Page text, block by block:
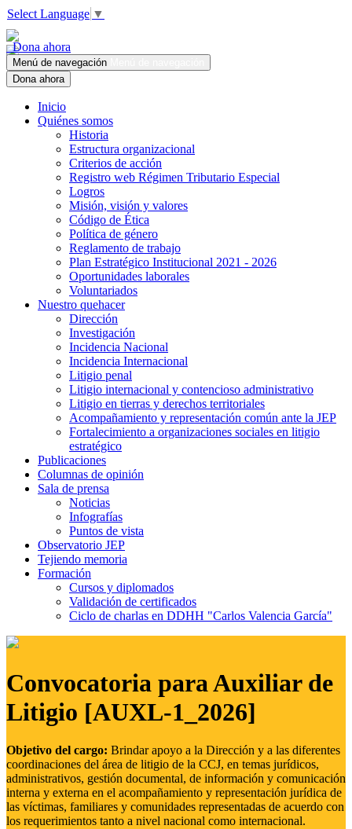
Select Language ▼
Dona ahora
Menú de navegación
Dona ahora
Inicio
Quiénes somos
Historia
Estructura organizacional
Criterios de acción
Registro web Régimen Tributario Especial
Logros
Misión, visión y valores
Código de Ética
Política de género
Reglamento de trabajo
Plan Estratégico Institucional 2021 - 2026
Oportunidades laborales
Voluntariados
Nuestro quehacer
Dirección
Investigación
Incidencia Nacional
Incidencia Internacional
Litigio penal
Litigio internacional y contencioso administrativo
Litigio en tierras y derechos territoriales
Acompañamiento y representación común ante la JEP
Fortalecimiento a organizaciones sociales en litigio
estratégico
Publicaciones
Columnas de opinión
Sala de prensa
Noticias
Infografías
Puntos de vista
Observatorio JEP
Tejiendo memoria
Formación
Cursos y diplomados
Validación de certificados
Ciclo de charlas en DDHH "Carlos Valencia García"
Convocatoria para Auxiliar de
Litigio [AUXL-1_2026]
Objetivo del cargo: Brindar apoyo a la Dirección y a las diferentes
coordinaciones del área de litigio de la CCJ, en temas jurídicos,
administrativos, gestión documental, de información y comunicación
interna y externa en el acompañamiento y representación jurídica de
las víctimas, familiares y comunidades representadas de acuerdo con
los requerimientos tanto a nivel nacional como internacional.